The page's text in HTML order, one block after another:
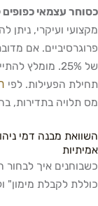
כסוחר עצמאי
מקצועי ועיקרי, ניתן
פרוגרסיביים. אם
של 25%.
תחילת הפעילות. לפי
מס תלויה בתדירות,
השוואת מבנה דמי
אמיתיות
כשבוחנים איך
כוללת לקבלת